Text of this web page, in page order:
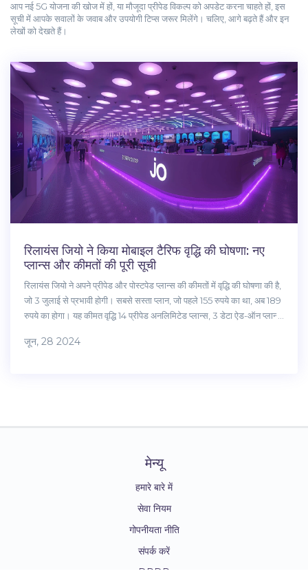
आप नई 5G योजना की खोज में हों, या मौजूदा प्रीपेड विकल्प को अपडेट करना चाहते हों, इस
सूची में आपके सवालों के जवाब और उपयोगी टिप्स जरूर मिलेंगे। चलिए, आगे बढ़ते हैं और इन
लेखों को देखते हैं।
रिलायंस जियो ने किया मोबाइल टैरिफ वृद्धि की घोषणा: नए
प्लान्स और कीमतों की पूरी सूची
रिलायंस जियो ने अपने प्रीपेड और पोस्टपेड प्लान्स की कीमतों में वृद्धि की घोषणा की है,
जो 3 जुलाई से प्रभावी होगी। सबसे सस्ता प्लान, जो पहले 155 रुपये का था, अब 189
रुपये का होगा। यह कीमत वृद्धि 14 प्रीपेड अनलिमिटेड प्लान्स, 3 डेटा ऐड-ऑन प्लान्स,
जून, 28 2024
मेन्यू
हमारे बारे में
सेवा नियम
गोपनीयता नीति
संपर्क करें
DPDP